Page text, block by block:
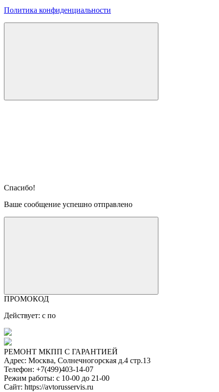
Политика конфиденциальности
Спасибо!
Ваше сообщение успешно отправлено
ПРОМОКОД
Действует: с по
РЕМОНТ МКПП С ГАРАНТИЕЙ
Адрес: Москва, Солнечногорская д.4 стр.13
Телефон: +7(499)403-14-07
Режим работы: с 10-00 до 21-00
Сайт: https://avtorusservis.ru